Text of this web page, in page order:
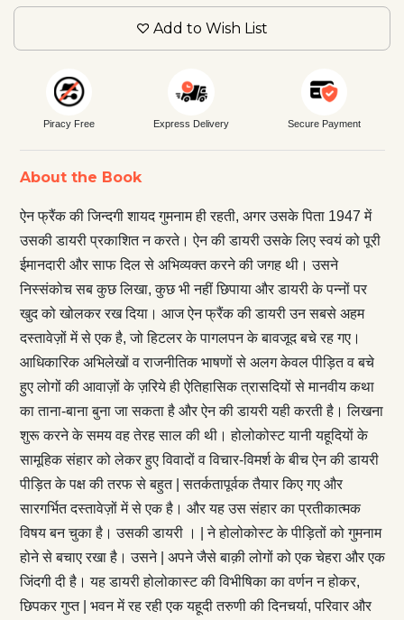
Add to Wish List
Piracy Free Express Delivery Secure Payment
About the Book
ऐन फ्रैंक की जिन्दगी शायद गुमनाम ही रहती, अगर उसके पिता 1947 में
उसकी डायरी प्रकाशित न करते। ऐन की डायरी उसके लिए स्वयं को पूरी
ईमानदारी और साफ दिल से अभिव्यक्त करने की जगह थी। उसने
निस्संकोच सब कुछ लिखा, कुछ भी नहीं छिपाया और डायरी के पन्नों पर
खुद को खोलकर रख दिया। आज ऐन फ्रैंक की डायरी उन सबसे अहम
दस्तावेज़ों में से एक है, जो हिटलर के पागलपन के बावजूद बचे रह गए।
आधिकारिक अभिलेखों व राजनीतिक भाषणों से अलग केवल पीड़ित व बचे
हुए लोगों की आवाज़ों के ज़रिये ही ऐतिहासिक त्रासदियों से मानवीय कथा
का ताना-बाना बुना जा सकता है और ऐन की डायरी यही करती है। लिखना
शुरू करने के समय वह तेरह साल की थी। होलोकोस्ट यानी यहूदियों के
सामूहिक संहार को लेकर हुए विवादों व विचार-विमर्श के बीच ऐन की डायरी
पीड़ित के पक्ष की तरफ से बहुत | सतर्कतापूर्वक तैयार किए गए और
सारगर्भित दस्तावेज़ों में से एक है। और यह उस संहार का प्रतीकात्मक
विषय बन चुका है। उसकी डायरी । | ने होलोकोस्ट के पीड़ितों को गुमनाम
होने से बचाए रखा है। उसने | अपने जैसे बाक़ी लोगों को एक चेहरा और एक
जिंदगी दी है। यह डायरी होलोकास्ट की विभीषिका का वर्णन न होकर,
छिपकर गुप्त | भवन में रह रही एक यहूदी तरुणी की दिनचर्या, परिवार और